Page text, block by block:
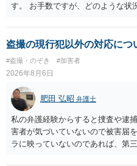
す。 お手数ですが、どのような状
の程度だと聞いているのかという
相談を受けられたうえで対処方法
一般論でいえば、任意取り調べの
り調べ内容を録音することは必須だ
盗撮の現行犯以外の対応につ
#盗撮・のぞき #加害者
2026年8月6日
肥田 弘昭 弁護士
私の弁護経験からすると捜査や逮
害者が気づいていないので被害届
ラに映っていないのであれば、第